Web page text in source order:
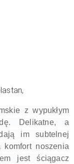
z wypukłym
Delikatne, a
im subtelnej
noszenia
jest ściągacz